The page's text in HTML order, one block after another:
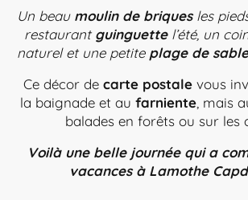
Un beau moulin de briquesles
restaurantguinguettel’été, un
naturel et une petite plage de sable
Ce décor de carte postalevous
la baignade et au farniente , mais
balades en forêts ou sur les
Voilà une belle journée qui a
vacances à Lamothe